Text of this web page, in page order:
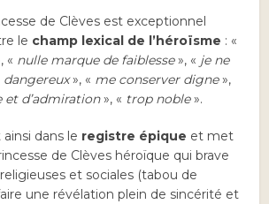
de Clèves est exceptionnel
le champ lexical de l’héroïsme : «
« nulle marque de faiblesse», « je ne
dangereux», « me conserver digne»,
et d’admiration», « trop noble».
dans le registre épique et met
de Clèves héroïque qui brave
et sociales (tabou de
une révélation plein de sincérité et